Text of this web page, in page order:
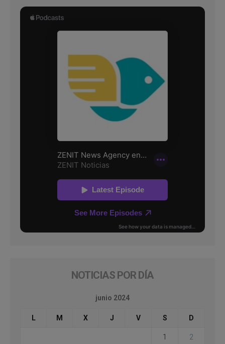
NOTICIAS POR DÍA
junio 2024
L M X J V S D
1 2